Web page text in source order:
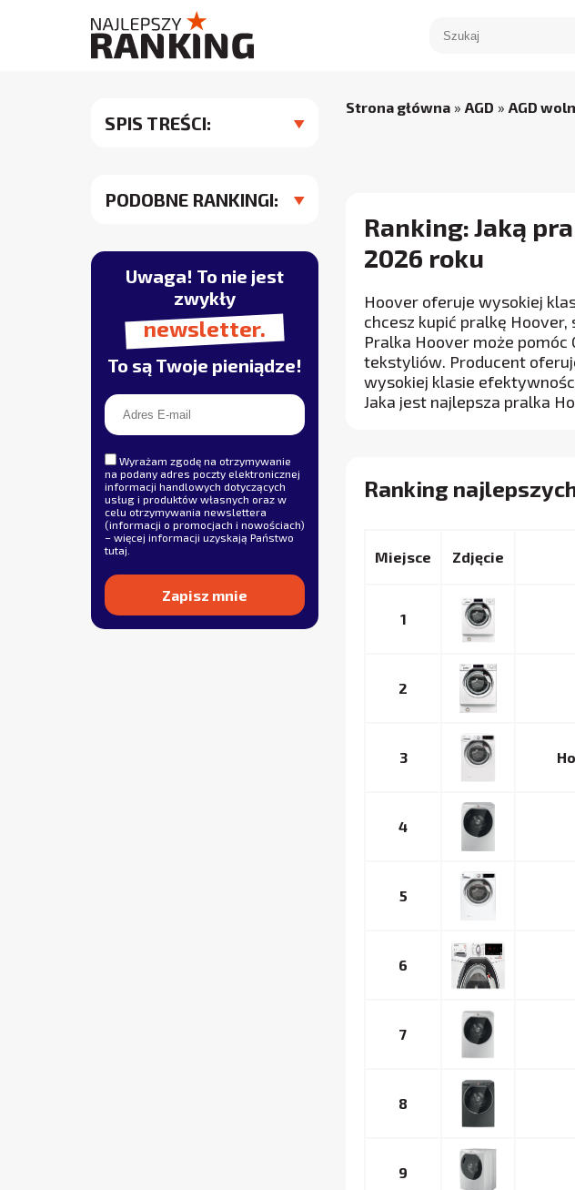
SPIS TREŚCI:
PODOBNE RANKINGI:
Uwaga! To nie jest
zwykły
newsletter.
To są Twoje pieniądze!
Wyrażam zgodę na otrzymywanie
na podany adres poczty elektronicznej
informacji handlowych dotyczących
usług i produktów własnych oraz w
celu otrzymywania newslettera
(informacji o promocjach i nowościach)
– więcej informacji uzyskają Państwo
tutaj
Strona główna » AGD » AGD
Ranking: Jaką
2026 roku
Hoover oferuje wysokiej
chcesz kupić pralkę
Pralka Hoover może
tekstyliów. Producent
wysokiej klasie
Jaka jest najlepsza pralka
Ranking
Miejsce
1
2
3
4
5
6
7
8
9